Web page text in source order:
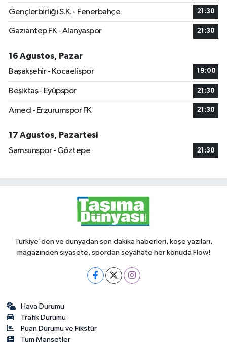
Gençlerbirliği S.K. - Fenerbahçe 21:30
Gaziantep FK - Alanyaspor 21:30
16 Ağustos, Pazar
Başakşehir - Kocaelispor
19:00
Beşiktaş - Eyüpspor 21:30
Amed - Erzurumspor FK 21:30
17 Ağustos, Pazartesi
Samsunspor - Göztepe
21:30
Türkiye'den ve dünyadan son dakika haberleri, köşe yazıları,
magazinden siyasete, spordan seyahate her konuda Flow!
Hava Durumu
Trafik Durumu
Puan Durumu ve Fikstür
Tüm Manşetler